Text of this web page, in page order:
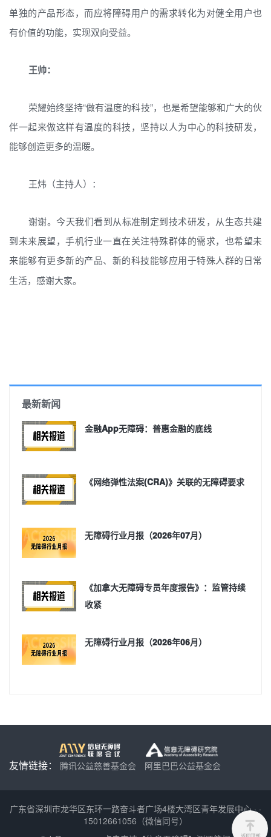
单独的产品形态，而应将障碍用户的需求转化为对健全用户也
有价值的功能，实现双向受益。
王帅：
荣耀始终坚持“做有温度的科技”，也是希望能够和广大的伙
伴一起来做这样有温度的科技，坚持以人为中心的科技研发，
能够创造更多的温暖。
王炜（主持人）：
谢谢。今天我们看到从标准制定到技术研发，从生态共建
到未来展望，手机行业一直在关注特殊群体的需求，也希望未
来能够有更多新的产品、
新的科技能够应用于特殊人群的日常
生活，感谢大家。
最新新闻
金融App无障碍：普惠金融的底线
《网络弹性法案(CRA)》关联的无障碍要求
无障碍行业月报（2026年07月）
《加拿大无障碍专员年度报告》：监管持续
收紧
无障碍行业月报（2026年06月）
友情链接： 腾讯公益慈善基金会 阿里巴巴公益基金会
广东省深圳市龙华区东环一路奋斗者广场4楼大湾区青年发展中心· ·
15012661056（微信同号）